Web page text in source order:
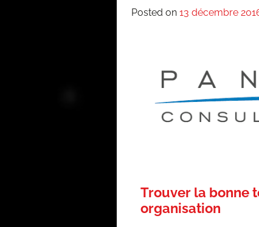
Posted on 13 décembre
Trouver la bonne
organisation